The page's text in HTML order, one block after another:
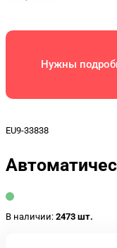
Нужны
EU9-33838
В наличии: 2473 шт.